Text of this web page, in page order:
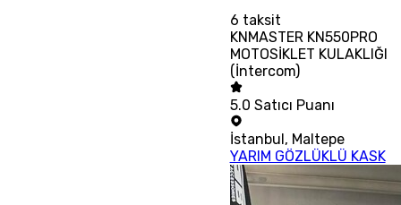
6 taksit
KNMASTER KN550PRO
MOTOSİKLET KULAKLIĞI
(İntercom)
5.0 Satıcı Puanı
İstanbul , Maltepe
YARIM GÖZLÜKLÜ KASK